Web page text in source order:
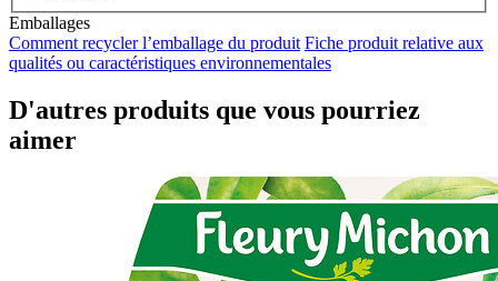
Emballages
Comment recycler l’emballage du produit Fiche produit relative aux
qualités ou caractéristiques environnementales
D'autres produits que vous pourriez
aimer